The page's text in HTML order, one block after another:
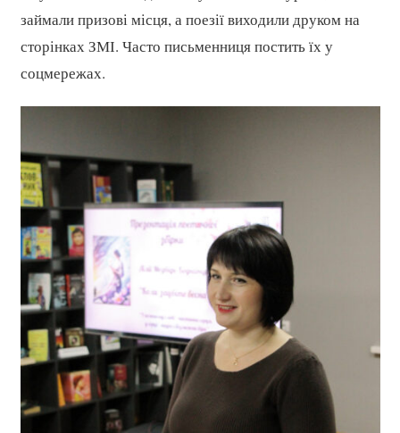
займали призові місця, а поезії виходили друком на
сторінках ЗМІ. Часто письменниця постить їх у
соцмережах.